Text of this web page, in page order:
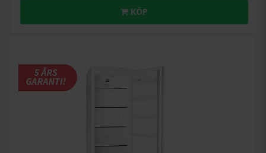
KÖP